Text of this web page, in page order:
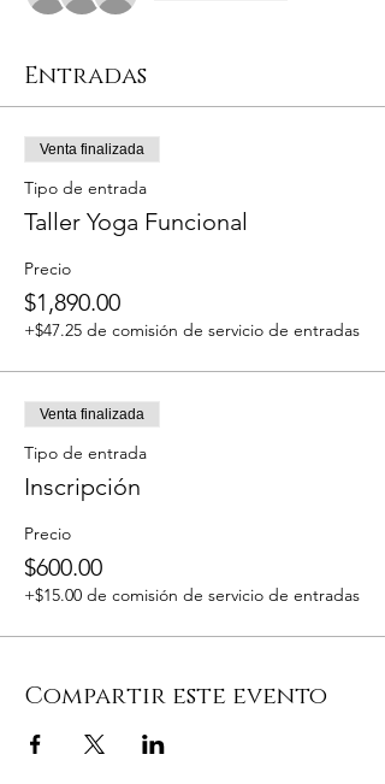
Entradas
Venta finalizada
Tipo de entrada
Taller Yoga Funcional
Precio
$1,890.00
+$47.25 de comisión de servicio de entradas
Venta finalizada
Tipo de entrada
Inscripción
Precio
$600.00
+$15.00 de comisión de servicio de entradas
Compartir este evento